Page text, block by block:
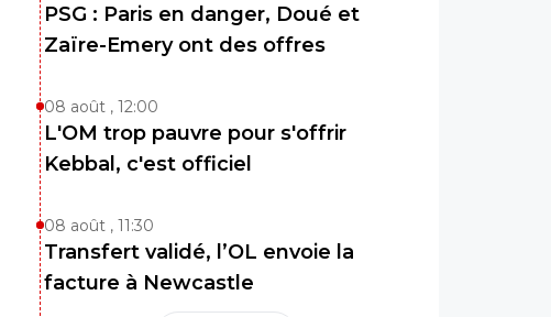
PSG : Paris en danger, Doué et
Zaïre-Emery ont des offres
08 août , 12:00
L'OM trop pauvre pour s'offrir
Kebbal, c'est officiel
08 août , 11:30
Transfert validé, l’OL envoie la
facture à Newcastle